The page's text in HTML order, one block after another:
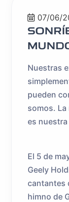
07/06/
Nuestras
pueden
somos.
es
El 5 de
Geely
cantantes
himno de